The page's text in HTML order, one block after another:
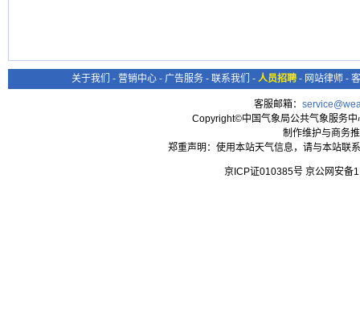
关于我们 - 营销中心 - 广告服务 - 联系我们 - 人员招聘 - 网站律师 -
客服邮箱：
Copyright©中国气象局公共气象服务
制作维护与商务
郑重声明：使用本站天气信息，请与本站联
京ICP证010385号 京公网安备